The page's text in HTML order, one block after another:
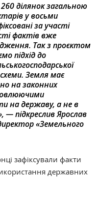
ділянок загальною
у восьми
за участі
фактів вже
Так з проєктом
підхід до
Земля має
на законних
на державу, а не в
— підкреслив Ярослав
«Земельного
зафіксували факти
державних